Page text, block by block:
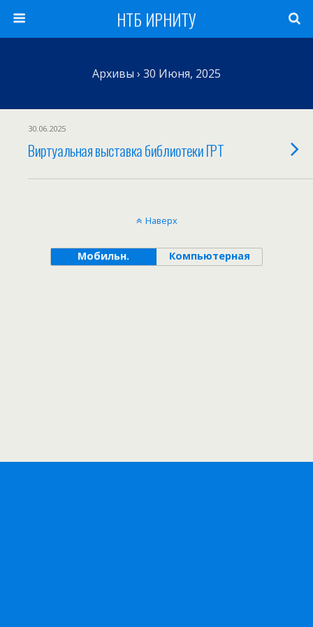
НТБ ИРНИТУ
Архивы › 30 Июня, 2025
30.06.2025
Виртуальная выставка библиотеки ГРТ
Наверх
Мобильн. Компьютерная